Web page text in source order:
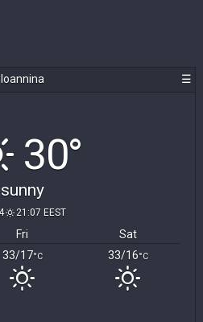
Ioannina ☰
30°
sunny
21:07 EEST
Fri
Sat
33/17°C 33/16°C